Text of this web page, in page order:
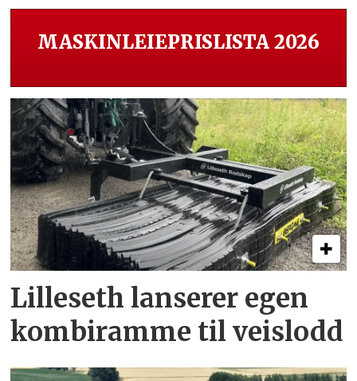
MASKINLEIEPRISLISTA 2026
Lilleseth lanserer egen
kombi­ramme til veislodd